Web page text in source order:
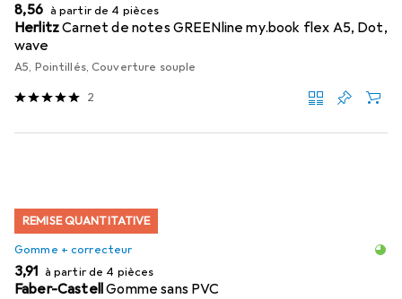
EUR
8,56 à partir de 4 pièces
HerlitzCarnet de notes GREENline my.book flex A5, Dot,
wave
A5, Pointillés, Couverture souple
2
REMISE QUANTITATIVE
Gomme + correcteur
EUR
3,91 à partir de 4 pièces
Faber-CastellGomme sans PVC